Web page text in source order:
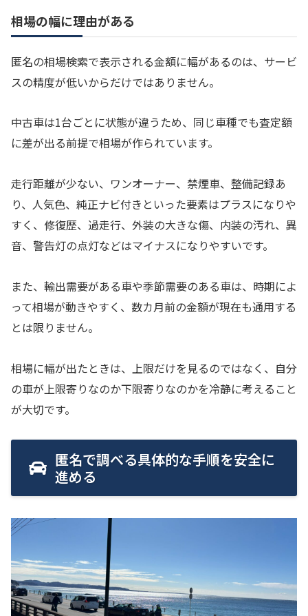
相場の幅に理由がある
匿名の相場検索で表示される金額に幅があるのは、サービ
スの精度が低いからだけではありません。
中古車は1台ごとに状態が違うため、同じ車種でも査定額
に差が出る前提で相場が作られています。
走行距離が少ない、ワンオーナー、禁煙車、整備記録あ
り、人気色、純正ナビ付きといった要素はプラスになりや
すく、修復歴、過走行、外装の大きな傷、内装の汚れ、異
音、警告灯の点灯などはマイナスになりやすいです。
また、輸出需要がある車や季節需要のある車は、時期によ
って相場が動きやすく、数カ月前の金額が現在も通用する
とは限りません。
相場に幅が出たときは、上限だけを見るのではなく、自分
の車が上限寄りなのか下限寄りなのかを冷静に考えること
が大切です。
匿名で調べる具体的な手順を安全に
進める